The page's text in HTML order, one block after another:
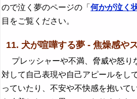
ので泣く夢のページの「 何かが泣く
目をご覧ください。
11. 犬が喧嘩する夢 - 焦燥感や
プレッシャーや不満、脅威や怒り
対して自己表現や自己アピールをし
っていたり、不安や不快感を抱いて